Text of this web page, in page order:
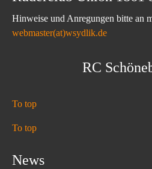
Hinweise und Anregungen bitte an
webmaster(at)wsydlik.de
RC
To top
To top
News